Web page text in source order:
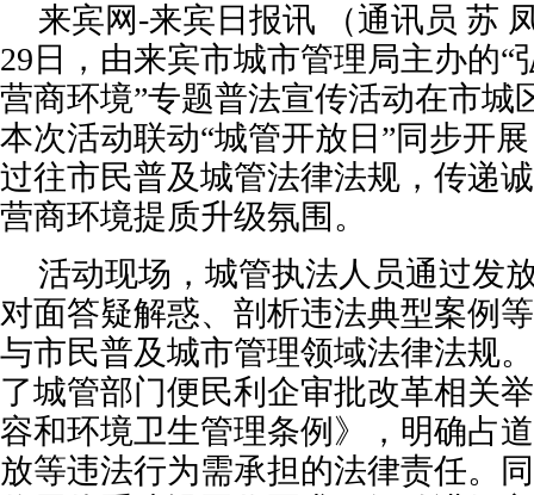
来宾网-来宾日报讯 （通讯员 苏
29日，由来宾市城市管理局主办的“
营商环境”专题普法宣传活动在市城
本次活动联动“城管开放日”同步开
过往市民普及城管法律法规，传递
营商环境提质升级氛围。
活动现场，城管执法人员通过发
对面答疑解惑、剖析违法典型案例
与市民普及城市管理领域法律法规
了城管部门便民利企审批改革相关
容和环境卫生管理条例》，明确占
放等违法行为需承担的法律责任。